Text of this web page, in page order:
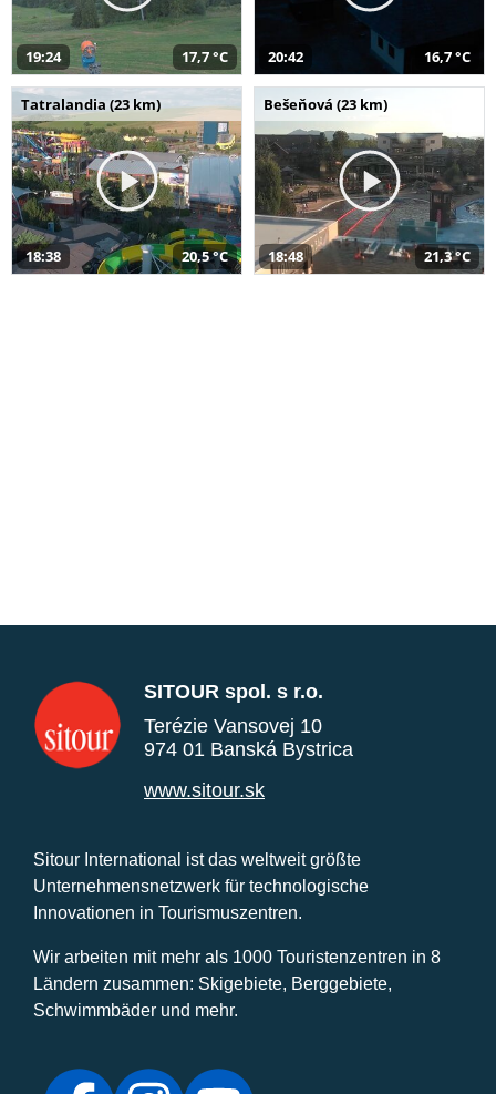
19:24 17,7 °C 20:42 16,7 °C
Tatralandia (23 km)
18:38 20,5 °C
Bešeňová (23 km)
18:48 21,3 °C
SITOUR spol. s r.o.
Terézie Vansovej 10
974 01 Banská Bystrica
www.sitour.sk
Sitour International ist das weltweit größte
Unternehmensnetzwerk für technologische
Innovationen in Tourismuszentren.
Wir arbeiten mit mehr als 1000 Touristenzentren in 8
Ländern zusammen: Skigebiete, Berggebiete,
Schwimmbäder und mehr.